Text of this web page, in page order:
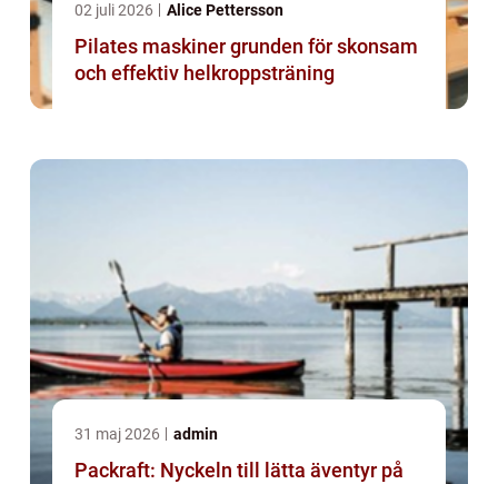
02 juli 2026 Alice Pettersson
Pilates maskiner grunden för skonsam
och effektiv helkroppsträning
31 maj 2026 admin
Packraft: Nyckeln till lätta äventyr på